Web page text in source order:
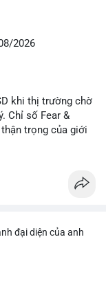
lên sàn tập trung,
ví lớn.
động theo cảm
Giữ tỷ trọng tiền
hiện tại.
2026
khi thị trường chờ
Chỉ số Fear &
trọng của giới
làm giảm khả
chịu áp lực bán
đại diện của anh